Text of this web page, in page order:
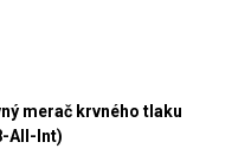
merač krvného tlaku
All-Int)